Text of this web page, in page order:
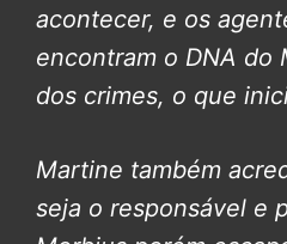
acontecer, e os
encontram o DNA do
dos crimes, o que
Martine também
seja o responsável e